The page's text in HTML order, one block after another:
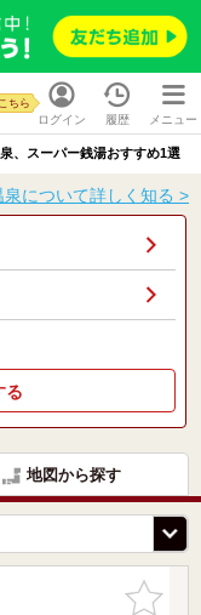
ログイン
ちら
履歴 メニュー
、スーパー銭湯おすすめ1選
泉について詳しく知る >
る
地図から探す
お気に入
りに追加